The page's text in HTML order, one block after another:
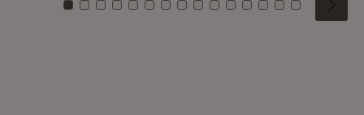
Zu Kachel: 0
Zu Kachel: 1
Zu Kachel: 2
Zu Kachel: 3
Zu Kachel: 4
Zu Kachel: 5
Zu Kachel: 6
Zu Kachel: 7
Zu Kachel: 8
Zu Kachel: 9
Zu Kachel: 10
Zu Kachel: 11
Zu Kachel: 12
Zu Kachel:
Zu